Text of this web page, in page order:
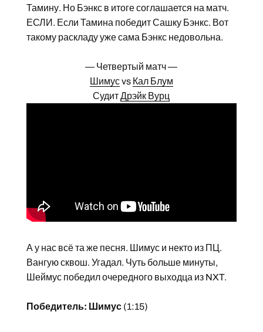
Тамину. Но Бэнкс в итоге соглашается на матч.
ЕСЛИ. Если Тамина победит Сашку Бэнкс. Вот
такому раскладу уже сама Бэнкс недовольна.
— Четвертый матч —
Шимусvs Кал Блум
СудитДрэйк Вурц
А у нас всё та же песня. Шимус и некто из ПЦ.
Вангую сквош. Угадал. Чуть больше минуты,
Шеймус победил очередного выходца из NXT.
Победитель: Шимус(1:15)